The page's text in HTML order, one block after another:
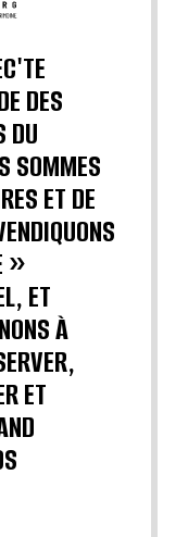
DES
DU
SOMMES
ET DE
»
ET
À
ET